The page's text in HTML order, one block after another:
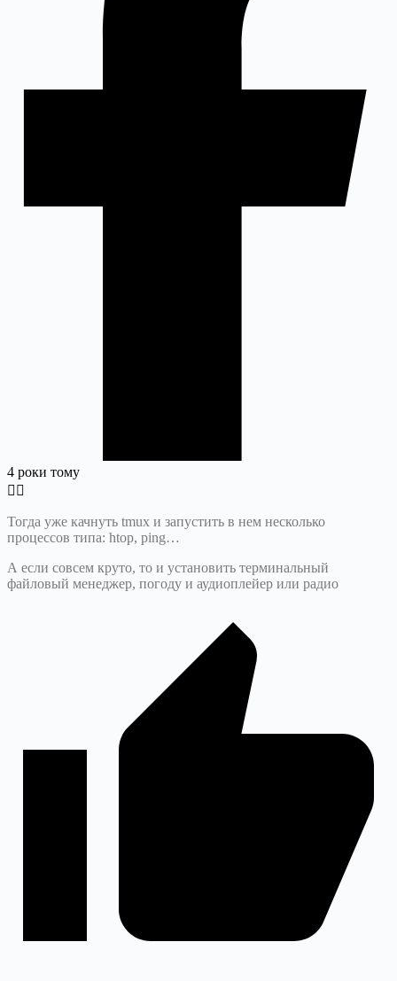
4 роки тому
Тогда уже качнуть tmux и запустить в нем несколько
процессов типа: htop, ping…
А если совсем круто, то и установить терминальный
файловый менеджер, погоду и аудиоплейер или радио